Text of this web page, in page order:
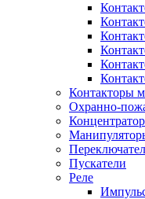
Контакторы
Охранно-
Пускатели
Реле